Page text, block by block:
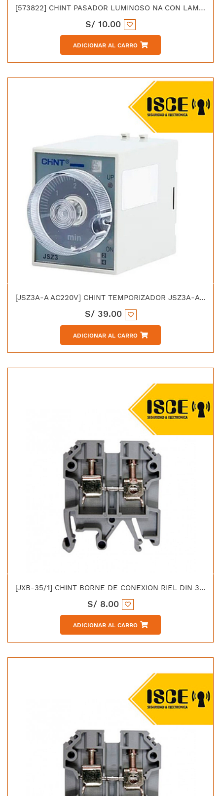
[573822] CHINT PASADOR LUMINOSO NA CON LAMPARA TIPO LED C/ROJO 220V
S/ 10.00
ADICIONAR AL CARRO
[JSZ3A-A AC220V] CHINT TEMPORIZADOR JSZ3A-A 0.05-0.5S/5S/30S/3MIN
S/ 39.00
ADICIONAR AL CARRO
[JXB-35/1] CHINT BORNE DE CONEXION RIEL DIN 35MM GRIS
S/ 8.00
ADICIONAR AL CARRO